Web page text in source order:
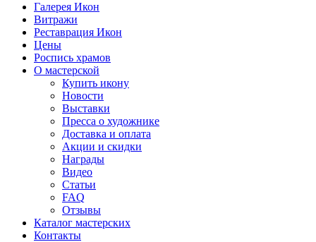
Галерея Икон
Витражи
Реставрация Икон
Цены
Роспись храмов
О мастерской
Купить икону
Новости
Выставки
Пресса о художнике
Доставка и оплата
Акции и скидки
Награды
Видео
Статьи
FAQ
Отзывы
Каталог мастерских
Контакты